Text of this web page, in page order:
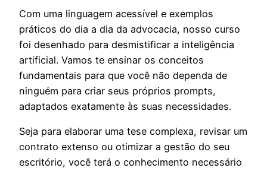
Com uma linguagem acessível e exemplos
práticos do dia a dia da advocacia, nosso curso
foi desenhado para desmistificar a inteligência
artificial. Vamos te ensinar os conceitos
fundamentais para que você não dependa de
ninguém para criar seus próprios prompts,
adaptados exatamente às suas necessidades.
Seja para elaborar uma tese complexa, revisar um
contrato extenso ou otimizar a gestão do seu
escritório, você terá o conhecimento necessário